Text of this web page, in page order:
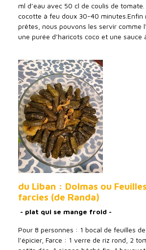
ml d’eau avec 50 cl de coulis de
cocotte à feu doux 30-40 minutes.Enfin
prêtes, nous pouvons les servir comme
une purée d’haricots coco et une sauce à
du Liban : Dolmas ou
farcies (de Randa)
- plat qui se mange froid -
Pour 8 personnes : 1 bocal de feuilles
l’épicier, Farce : 1 verre de riz rond, 2